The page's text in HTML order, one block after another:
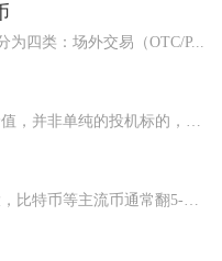
四类：场外交易（OTC/P...
，并非单纯的投机标的，其
比特币等主流币通常翻5-20